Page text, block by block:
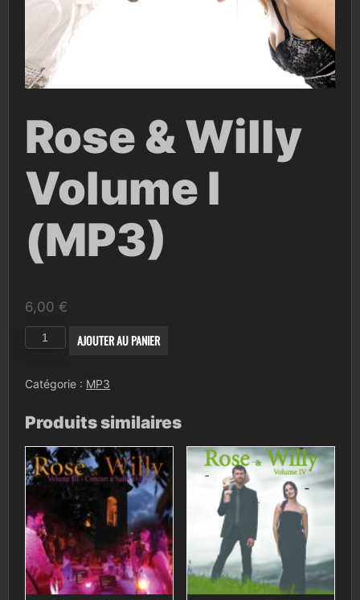
Rose & Willy
Volume I
(MP3)
6,00 €
quantité
de
Willy
(MP3)
AJOUTER AU PANIER
Catégorie : MP3
Produits similaires